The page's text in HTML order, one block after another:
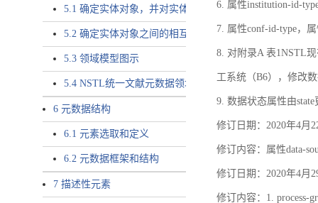
5.1 确定实体对象，并对实体对象命名
5.2 确定实体对象之间的相互关系，定义实体对象之间的
5.3 领域模型图示
5.4 NSTL统一文献元数据领域模型的验证
6 元数据结构
6.1 元素选取和定义
6.2 元数据框架和结构
7 描述性元素
6. 属性institution-id-
7. 属性conf-id-type，
8. 对附录A 表1NSTL
工系统（B6），修改
9. 数据状态属性由state
修订日期：2020年4月
修订内容：属性data-
修订日期：2020年4月
修订内容：1. process-